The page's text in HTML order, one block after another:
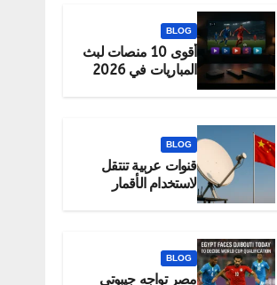
BLOG
أقوى 10 منصات لبث
المباريات في 2026
BLOG
قنوات عربية تنتقل
لاستخدام الأقمار
BLOG
مصر تواجه جيبوتي